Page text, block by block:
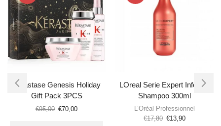
Kerastase Genesis Holiday
Gift Pack 3PCS
€95,00 €70,00
LOreal Serie Expert Inforcer
Shampoo 300ml
L’Oréal Professionnel
€17,80 €13,90